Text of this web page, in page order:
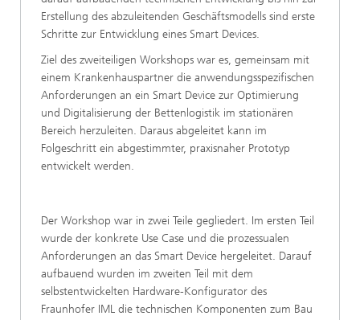
Erstellung des abzuleitenden Geschäftsmodells sind erste
Schritte zur Entwicklung eines Smart Devices.
Ziel des zweiteiligen Workshops war es, gemeinsam mit
einem Krankenhauspartner die anwendungsspezifischen
Anforderungen an ein Smart Device zur Optimierung
und Digitalisierung der Bettenlogistik im stationären
Bereich herzuleiten. Daraus abgeleitet kann im
Folgeschritt ein abgestimmter, praxisnaher Prototyp
entwickelt werden.
Der Workshop war in zwei Teile gegliedert. Im ersten Teil
wurde der konkrete Use Case und die prozessualen
Anforderungen an das Smart Device hergeleitet. Darauf
aufbauend wurden im zweiten Teil mit dem
selbstentwickelten Hardware-Konfigurator des
Fraunhofer IML die technischen Komponenten zum Bau